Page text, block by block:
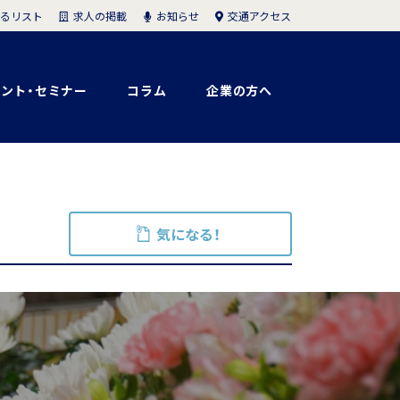
ト・セミナー コラム 企業の方へ
リスト 求人の掲載 お知らせ 交通アクセス
気になる！